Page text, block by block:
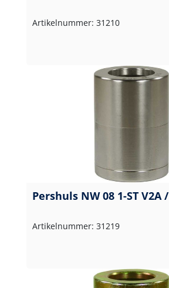
Artikelnummer: 31210
Pershuls NW 08 1-ST V2A
Artikelnummer: 31219